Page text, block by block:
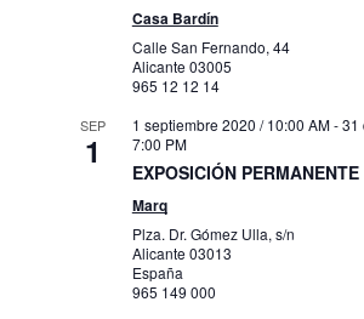
Casa Bardín
Calle San Fernando, 44
Alicante 03005
965 12 12 14
SEP
1
1 septiembre 2020 / 10:00 AM-31
7:00 PM
EXPOSICIÓN
Marq
Plza. Dr. Gómez Ulla, s/n
Alicante 03013
España
965 149 000